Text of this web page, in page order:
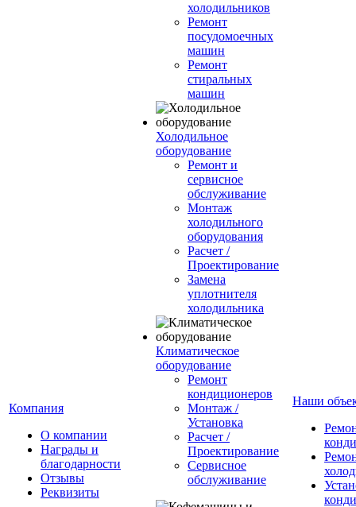
Компания
О компании
Награды и
благодарности
Отзывы
Реквизиты
холодильников
Ремонт
посудомоечных
машин
Ремонт
стиральных
машин
Холодильное
оборудование
Ремонт и
сервисное
обслуживание
Монтаж
холодильного
оборудования
Расчет /
Проектирование
Замена
уплотнителя
холодильника
Климатическое
оборудование
Ремонт
кондиционеров
Монтаж /
Установка
Расчет /
Проектирование
Сервисное
обслуживание
Наши